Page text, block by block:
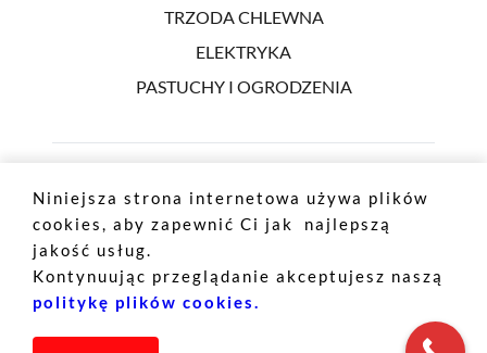
TRZODA CHLEWNA
ELEKTRYKA
PASTUCHY I OGRODZENIA
Właścicielem witryny jest Tefa sp. z o.o. sp. k.
Zaprojektował: Dział Techniczny
Niniejsza strona internetowa używa plików
cookies, aby zapewnić Ci jak  najlepszą
jakość usług.
politykę plików cookies.